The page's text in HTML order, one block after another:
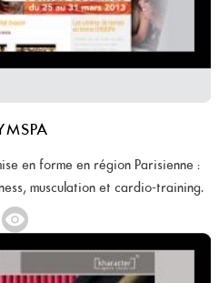
en forme en région Parisienne :
musculation et cardio-training.